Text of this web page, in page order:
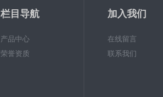
栏目导航
产品中心
荣誉资质
加入我们
在线留言
联系我们